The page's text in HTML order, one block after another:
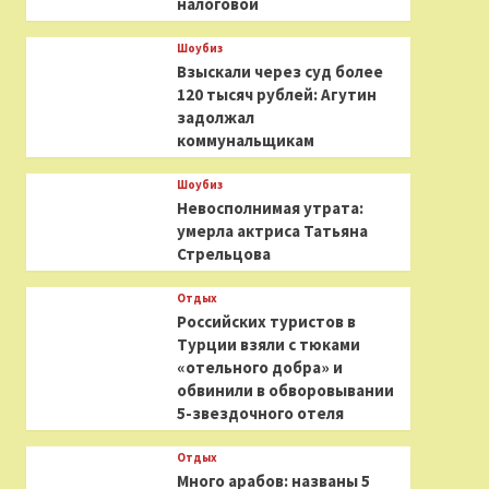
Шоубиз
Взыскали через суд более
120 тысяч рублей: Агутин
задолжал
коммунальщикам
Шоубиз
Невосполнимая утрата:
умерла актриса Татьяна
Стрельцова
Отдых
Российских туристов в
Турции взяли с тюками
«отельного добра» и
обвинили в обворовывании
5-звездочного отеля
Отдых
Много арабов: названы 5